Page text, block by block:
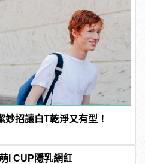
招讓白T乾淨又有型！
I CUP隱乳網紅